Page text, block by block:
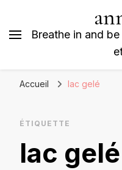
Breathe in and
Accueil lac gelé
ÉTIQUETTE
lac gelé